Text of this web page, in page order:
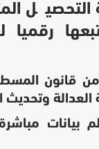
رقميا
المرسوم تفعيلا
وتحديث
مباشرة